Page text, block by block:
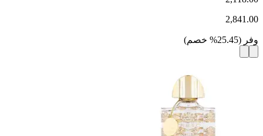
2,841.00
وفر (
25.45
% خصم)